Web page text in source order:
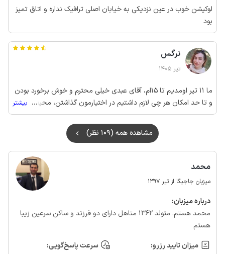
لوکیشن خوب در عین نزدیکی به خیابان اصلی ترافیک نداره و اتاق تمیز
بود
نرگس
تیر 1405
ما 11 تیر اومدیم تا 15ام، آقای عبدی خیلی محترم و خوش برخورد بودن
و تا حد امکان هر چی لازم داشتیم در اختیارمون گذاشتن، محیط
اقامتگاه خلوت و مناسب بود، و ارامش داشتیم دو تا ماشین داخل
محوطه پارک کردیم، دفعه بعد هم همین اقامتگاه انتخاب میکنیم.
... بیشتر
مشاهده همه (109 نظر)
محمد
میزبان جاجیگا از تیر 1397
درباره‌ میزبان:
محمد هستم. متولد ۱۳۶۲ متاهل دارای دو فرزند و ساکن سرعین زیبا
هستم
میزان تایید رزرو:
سرعت پاسخ‌گویی: